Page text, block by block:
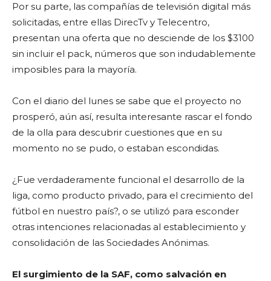
Por su parte, las compañías de televisión digital más
solicitadas, entre ellas DirecTv y Telecentro,
presentan una oferta que no desciende de los $3100
sin incluir el pack, números que son indudablemente
imposibles para la mayoría.
Con el diario del lunes se sabe que el proyecto no
prosperó, aún así, resulta interesante rascar el fondo
de la olla para descubrir cuestiones que en su
momento no se pudo, o estaban escondidas.
¿Fue verdaderamente funcional el desarrollo de la
liga, como producto privado, para el crecimiento del
fútbol en nuestro país?, o se utilizó para esconder
otras intenciones relacionadas al establecimiento y
consolidación de las Sociedades Anónimas.
El surgimiento de la SAF, como salvación en